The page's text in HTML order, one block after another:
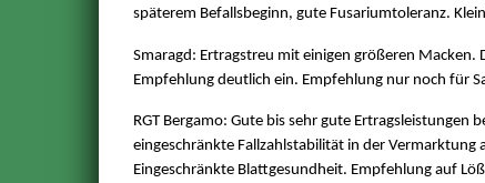
späterem Befallsbeginn, gute Fusariumtoleranz.
Smaragd: Ertragstreu mit einigen größeren Macken.
Empfehlung deutlich ein. Empfehlung nur noch für
RGT Bergamo: Gute bis sehr gute Ertragsleistungen
eingeschränkte Fallzahlstabilität in der
Eingeschränkte Blattgesundheit. Empfehlung auf